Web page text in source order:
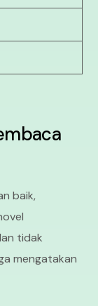
baik,
tidak
mengatakan